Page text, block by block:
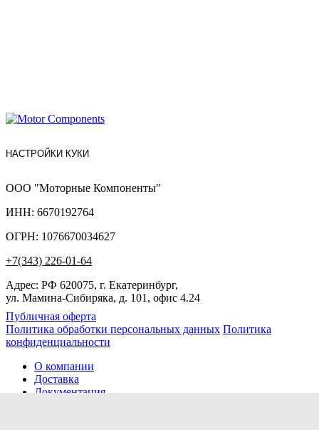
НАСТРОЙКИ КУКИ
ООО "Моторные Компоненты"
ИНН: 6670192764
ОГРН: 1076670034627
+7(343) 226-01-64
Адрес: РФ 620075, г. Екатеринбург,
ул. Мамина-Сибиряка, д. 101, офис 4.24
Публичная оферта
Политика обработки персональных данных Политика
конфиденциальности
О компании
Доставка
Документация